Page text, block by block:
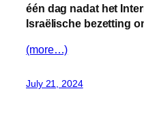
één dag nadat het
Israëlische bezetting
(more…)
July 21, 2024